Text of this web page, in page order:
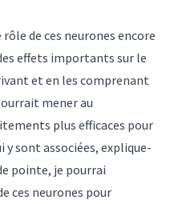
de ces neurones encore
effets importants sur le
et en les comprenant
mener au
plus efficaces pour
sont associées, explique-
pointe, je pourrai
ces neurones pour